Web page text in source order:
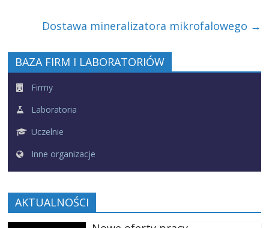
Dostawa mineralizatora mikrofalowego →
BAZA FIRM I LABORATORIÓW
Firmy
Laboratoria
Uczelnie
Inne organizacje
AKTUALNOŚCI